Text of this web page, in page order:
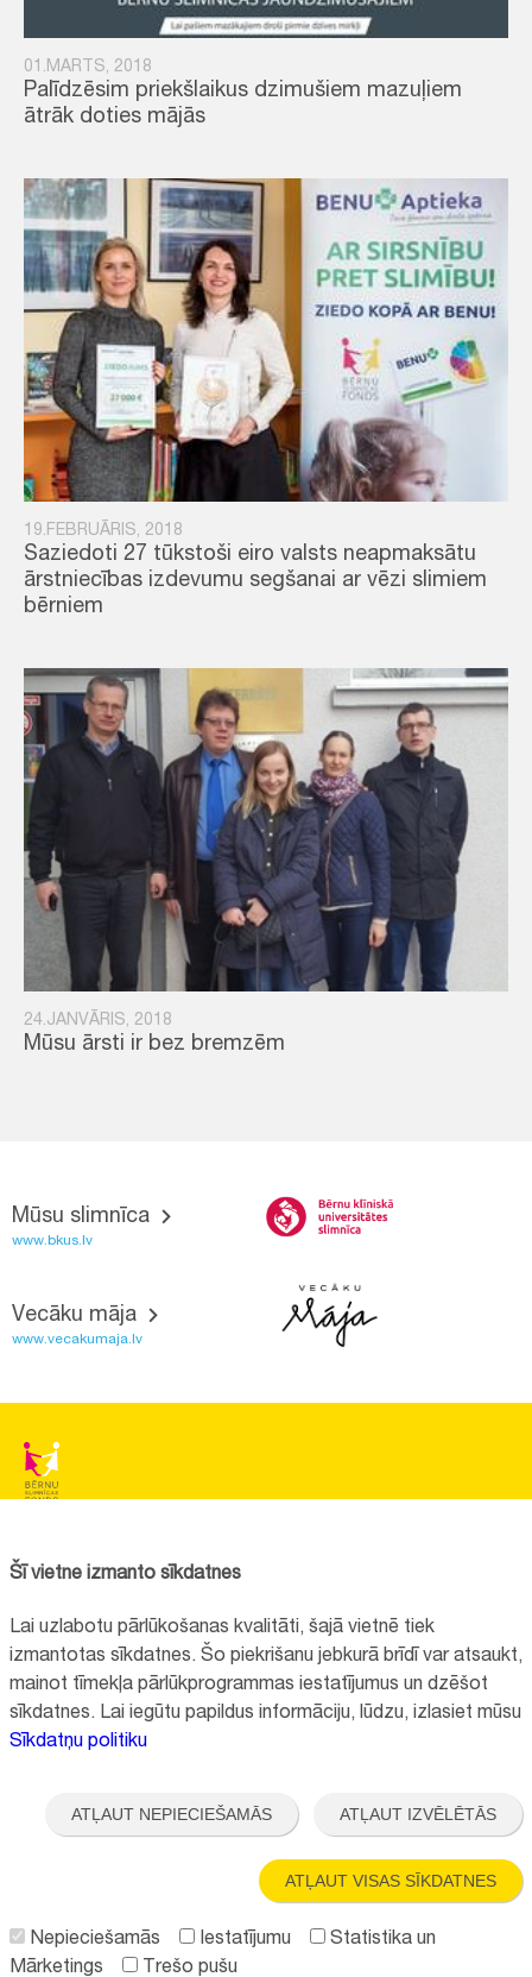
01.MARTS, 2018
Palīdzēsim priekšlaikus dzimušiem mazuļiem
ātrāk doties mājās
19.FEBRUĀRIS, 2018
Saziedoti 27 tūkstoši eiro valsts neapmaksātu
ārstniecības izdevumu segšanai ar vēzi slimiem
bērniem
24.JANVĀRIS, 2018
Mūsu ārsti ir bez bremzēm
Mūsu slimnīca
www.bkus.lv
Vecāku māja
www.vecakumaja.lv
Reģistrācijas nr.:40008057120
+371 67064475
Visi kontakti
"Aktīvo iedzīvotāju fonds" finansētā projekta "
Bērnu slimnīcas fonda
ilgtspējīgas attīstības veicināšana
" ietvaros.
Šī vietne izmanto sīkdatnes
Lai uzlabotu pārlūkošanas kvalitāti, šajā vietnē tiek
izmantotas sīkdatnes. Šo piekrišanu jebkurā brīdī var atsaukt,
mainot tīmekļa pārlūkprogrammas iestatījumus un dzēšot
sīkdatnes. Lai iegūtu papildus informāciju, lūdzu, izlasiet mūsu
Sīkdatņu politiku
ATĻAUT NEPIECIEŠAMĀS ATĻAUT IZVĒLĒTĀS
ATĻAUT VISAS SĪKDATNES
Nepieciešamās Iestatījumu
Statistika un
Mārketings
Trešo pušu